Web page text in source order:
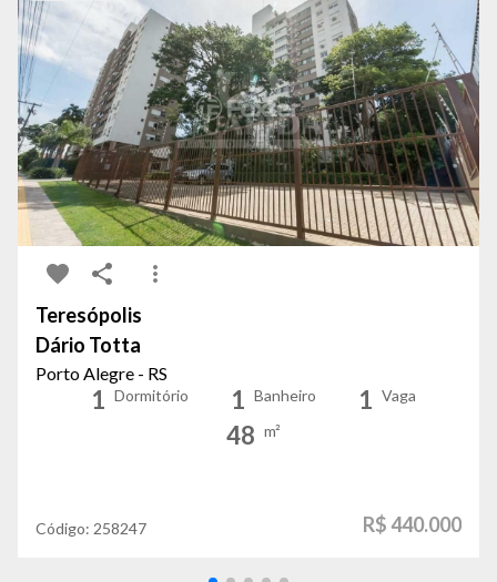
Teresópolis
Dário Totta
Porto Alegre - RS
1 Dormitório 1 Banheiro 1 Vaga
48 m²
Código: 258247 R$ 440.000